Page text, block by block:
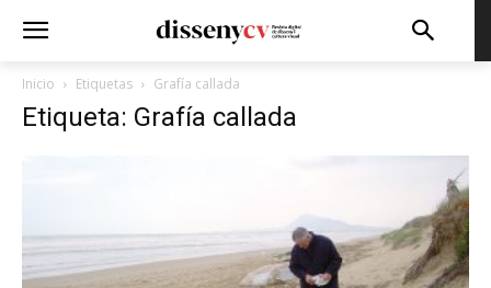
Inicio Etiquetas Grafía callada
Etiqueta: Grafía callada